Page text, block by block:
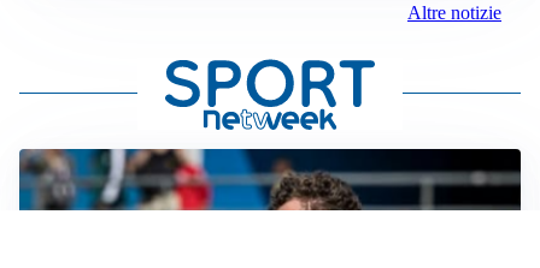
Altre notizie